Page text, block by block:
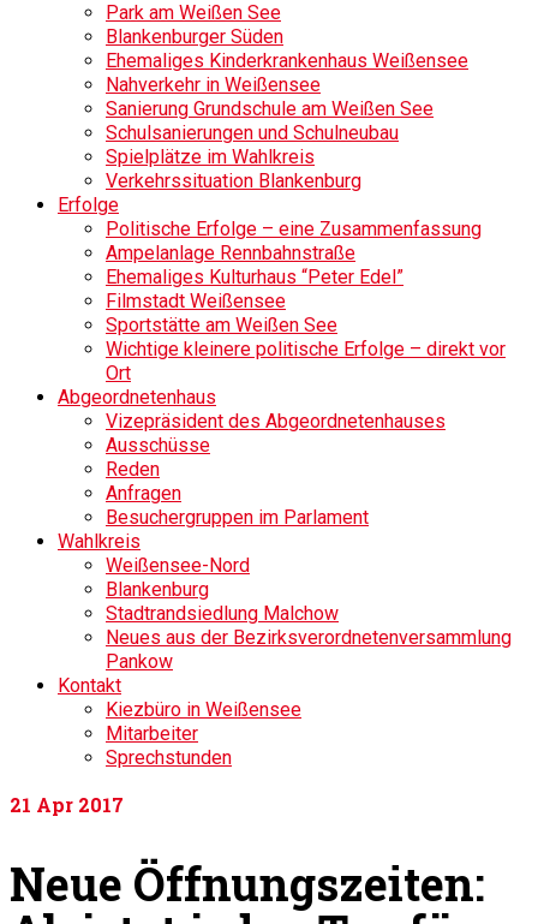
Park am Weißen See
Blankenburger Süden
Ehemaliges Kinderkrankenhaus Weißensee
Nahverkehr in Weißensee
Sanierung Grundschule am Weißen See
Schulsanierungen und Schulneubau
Spielplätze im Wahlkreis
Verkehrssituation Blankenburg
Erfolge
Politische Erfolge – eine Zusammenfassung
Ampelanlage Rennbahnstraße
Ehemaliges Kulturhaus “Peter Edel”
Filmstadt Weißensee
Sportstätte am Weißen See
Wichtige kleinere politische Erfolge – direkt vor
Ort
Abgeordnetenhaus
Vizepräsident des Abgeordnetenhauses
Ausschüsse
Reden
Anfragen
Besuchergruppen im Parlament
Wahlkreis
Weißensee-Nord
Blankenburg
Stadtrandsiedlung Malchow
Neues aus der Bezirksverordnetenversammlung
Pankow
Kontakt
Kiezbüro in Weißensee
Mitarbeiter
Sprechstunden
21 Apr 2017
Neue Öffnungszeiten: